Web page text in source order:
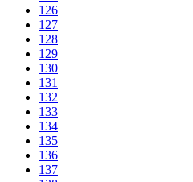
126
127
128
129
130
131
132
133
134
135
136
137